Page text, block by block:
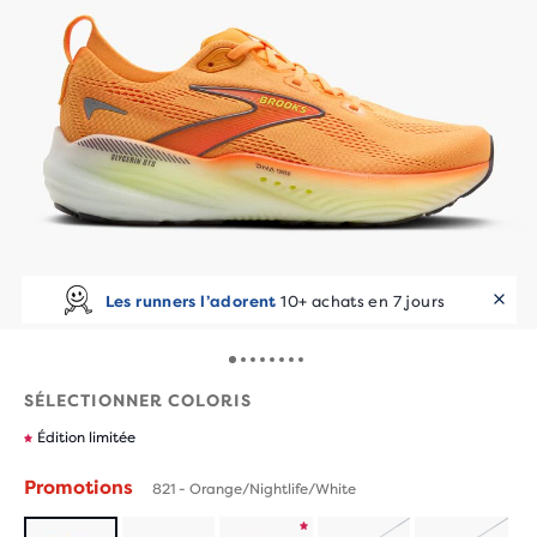
Les runners l’adorent 10+ achats en 7 jours
SÉLECTIONNER COLORIS
Édition limitée
Promotions 821 - Orange/Nightlife/White